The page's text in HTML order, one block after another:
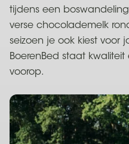
tijdens een
verse chocolademelk
seizoen je ook kiest voor
BoerenBed staat
voorop.